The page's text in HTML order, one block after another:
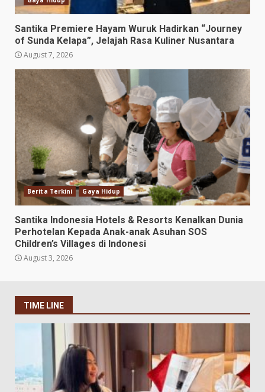
Santika Premiere Hayam Wuruk Hadirkan “Journey
of Sunda Kelapa”, Jelajah Rasa Kuliner Nusantara
August 7, 2026
Berita Terkini Gaya Hidup
Santika Indonesia Hotels & Resorts Kenalkan Dunia
Perhotelan Kepada Anak-anak Asuhan SOS
Children’s Villages di Indonesi
August 3, 2026
TIME LINE